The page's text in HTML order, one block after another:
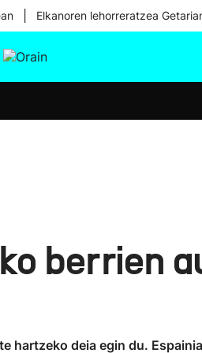
Elkanoren lehorreratzea
berrien
deia egin du.